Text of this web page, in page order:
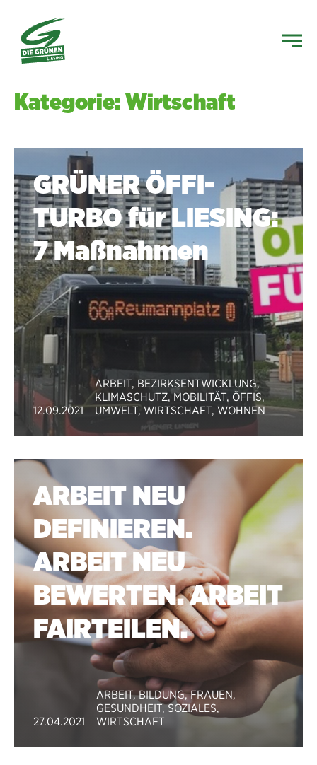
Kategorie: Wirtschaft
GRÜNER ÖFFI-
TURBO für LIE­SING:
7 Maßnahmen
12.09.2021
ARBEIT, BEZIRKSENTWICKLUNG,
KLIMASCHUTZ,MOBILITÄT, ÖFFIS,
UMWELT, WIRTSCHAFT, WOHNEN
ARBEIT NEU
DEFINIEREN.
ARBEIT NEU
BEWERTEN. ARBEIT
FAIRTEILEN.
27.04.2021
ARBEIT,BILDUNG,FRAUEN,
GESUNDHEIT,SOZIALES,
WIRTSCHAFT